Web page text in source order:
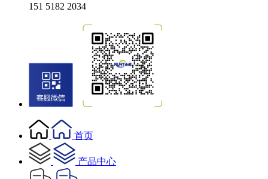
151 5182 2034
首页
产品中心